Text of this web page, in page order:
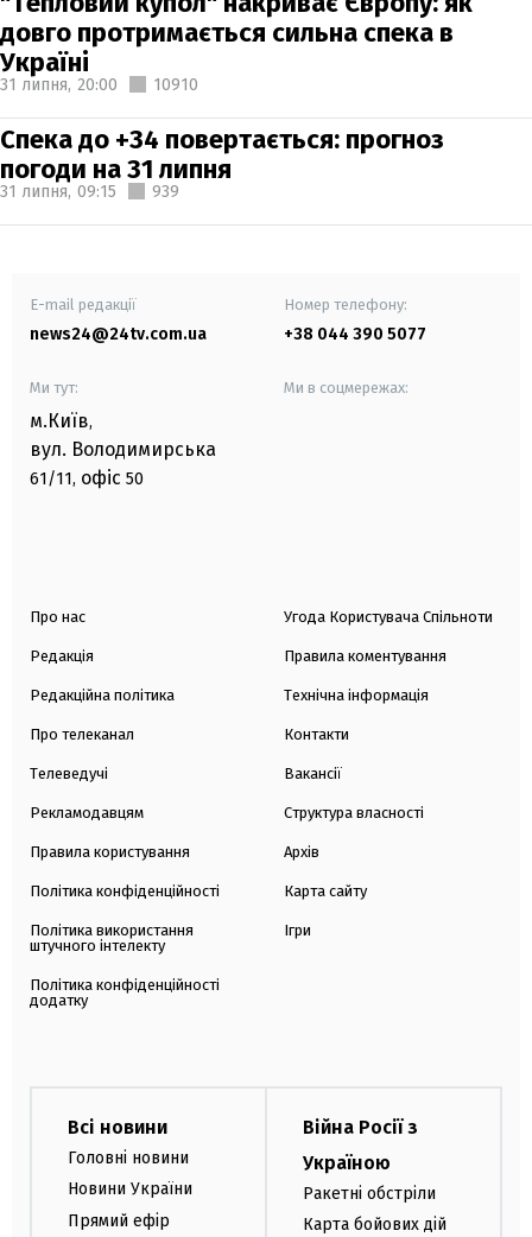
довго протримається сильна спека в
Україні
31 липня, 20:00 10910
Спека до +34 повертається: прогноз
погоди на 31 липня
31 липня, 09:15 939
E-mail редакції
news24@24tv.com.ua
Номер телефону:
+38 044 390 5077
Ми тут:
м.Київ,
вул. Володимирська
61/11, офіс 50
Ми в соцмережах:
Про нас
Редакція
Редакційна політика
Про телеканал
Телеведучі
Рекламодавцям
Правила користування
Політика конфіденційності
Політика використання
штучного інтелекту
Політика конфіденційності
додатку
Угода Користувача Спільноти
Правила коментування
Технічна інформація
Контакти
Вакансії
Структура власності
Архів
Карта сайту
Ігри
Всі новини
Головні новини
Новини України
Прямий ефір
Війна Росії з
Україною
Ракетні обстріли
Карта бойових дій